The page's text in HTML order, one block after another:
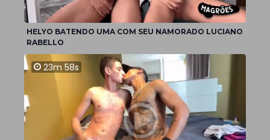
HELYO BATENDO UMA COM SEU NAMORADO LUCIANO
RABELLO
23m 58s